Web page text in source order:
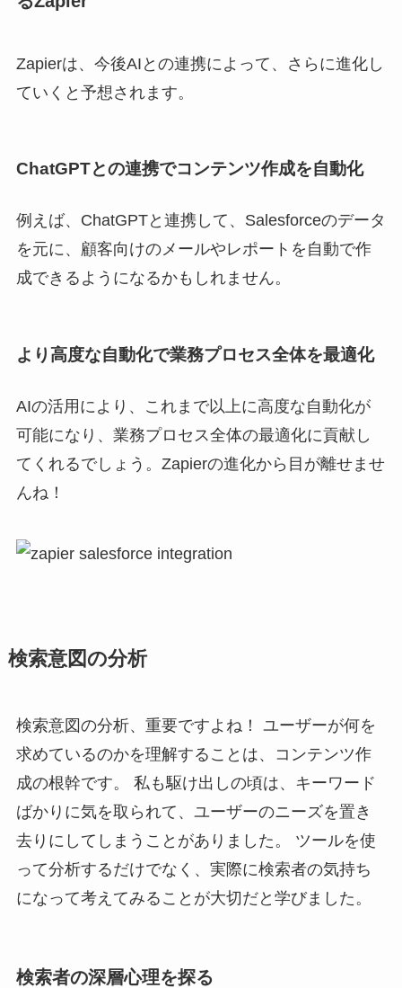
Zapierは、今後AIとの連携によって、さらに進化し
ていくと予想されます。
ChatGPTとの連携でコンテンツ作成を自動化
例えば、ChatGPTと連携して、Salesforceのデータ
を元に、顧客向けのメールやレポートを自動で作
成できるようになるかもしれません。
より高度な自動化で業務プロセス全体を最適化
AIの活用により、これまで以上に高度な自動化が
可能になり、業務プロセス全体の最適化に貢献し
てくれるでしょう。Zapierの進化から目が離せませ
んね！
検索意図の分析
検索意図の分析、重要ですよね！ ユーザーが何を
求めているのかを理解することは、コンテンツ作
成の根幹です。 私も駆け出しの頃は、キーワード
ばかりに気を取られて、ユーザーのニーズを置き
去りにしてしまうことがありました。 ツールを使
って分析するだけでなく、実際に検索者の気持ち
になって考えてみることが大切だと学びました。
検索者の深層心理を探る